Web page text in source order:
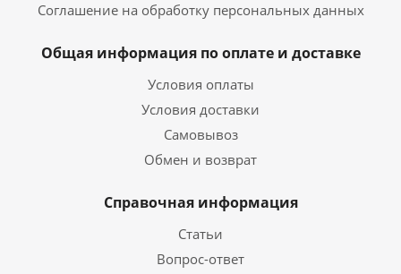
Соглашение на обработку персональных данных
Общая информация по оплате и доставке
Условия оплаты
Условия доставки
Самовывоз
Обмен и возврат
Справочная информация
Статьи
Вопрос-ответ